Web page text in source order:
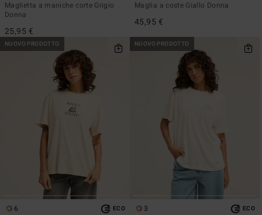
Maglietta a maniche corte Grigio
Donna
25,95 €
Maglia a coste Giallo Donna
45,95 €
NUOVO PRODOTTO
6 ECO
NUOVO PRODOTTO
3 ECO